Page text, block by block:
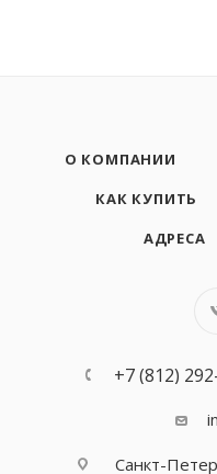
О КОМПАНИИ
КАК КУПИТЬ
АДРЕСА
+7 (812)
Санкт-